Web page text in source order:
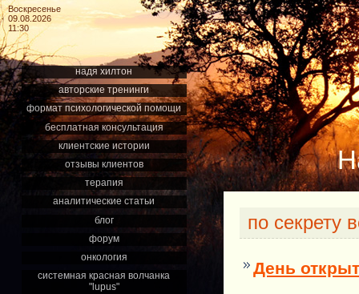
Воскресенье
09.08.2026
11:30
надя хилтон
авторские тренинги
формат психологической помощи
бесплатная консультация
клиентские истории
отзывы клиентов
терапия
аналитические статьи
блог
форум
онкология
системная красная волчанка
"lupus"
по секрету
День